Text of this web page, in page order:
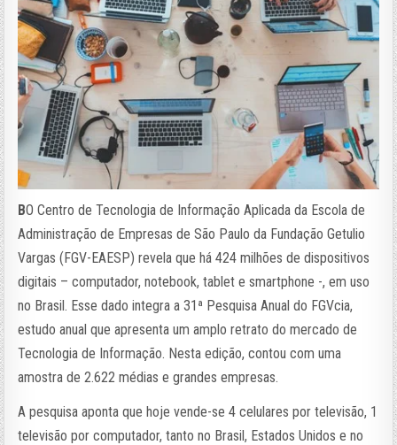
BO Centro de Tecnologia de Informação Aplicada da Escola de
Administração de Empresas de São Paulo da Fundação Getulio
Vargas (FGV-EAESP) revela que há 424 milhões de dispositivos
digitais – computador, notebook, tablet e smartphone -, em uso
no Brasil. Esse dado integra a 31ª Pesquisa Anual do FGVcia,
estudo anual que apresenta um amplo retrato do mercado de
Tecnologia de Informação. Nesta edição, contou com uma
amostra de 2.622 médias e grandes empresas.
A pesquisa aponta que hoje vende-se 4 celulares por televisão, 1
televisão por computador, tanto no Brasil, Estados Unidos e no